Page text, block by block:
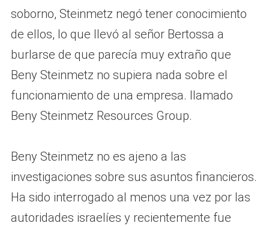
soborno, Steinmetz negó tener conocimiento
de ellos, lo que llevó al señor Bertossa a
burlarse de que parecía muy extraño que
Beny Steinmetz no supiera nada sobre el
funcionamiento de una empresa. llamado
Beny Steinmetz Resources Group.
Beny Steinmetz no es ajeno a las
investigaciones sobre sus asuntos financieros.
Ha sido interrogado al menos una vez por las
autoridades israelíes y recientemente fue